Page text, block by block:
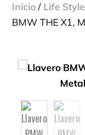
Inicio / Life Style
BMW THE X1,